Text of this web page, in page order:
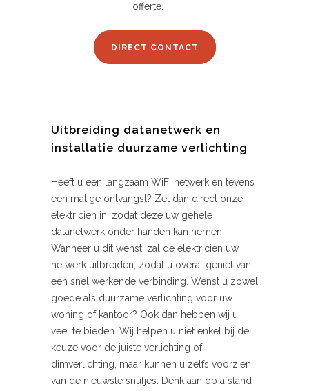
offerte.
DIRECT CONTACT
Uitbreiding datanetwerk en
installatie duurzame verlichting
Heeft u een langzaam WiFi netwerk en tevens
een matige ontvangst? Zet dan direct onze
elektricien in, zodat deze uw gehele
datanetwerk onder handen kan nemen.
Wanneer u dit wenst, zal de elektricien uw
netwerk uitbreiden, zodat u overal geniet van
een snel werkende verbinding. Wenst u zowel
goede als duurzame verlichting voor uw
woning of kantoor? Ook dan hebben wij u
veel te bieden. Wij helpen u niet enkel bij de
keuze voor de juiste verlichting of
dimverlichting, maar kunnen u zelfs voorzien
van de nieuwste snufjes. Denk aan op afstand